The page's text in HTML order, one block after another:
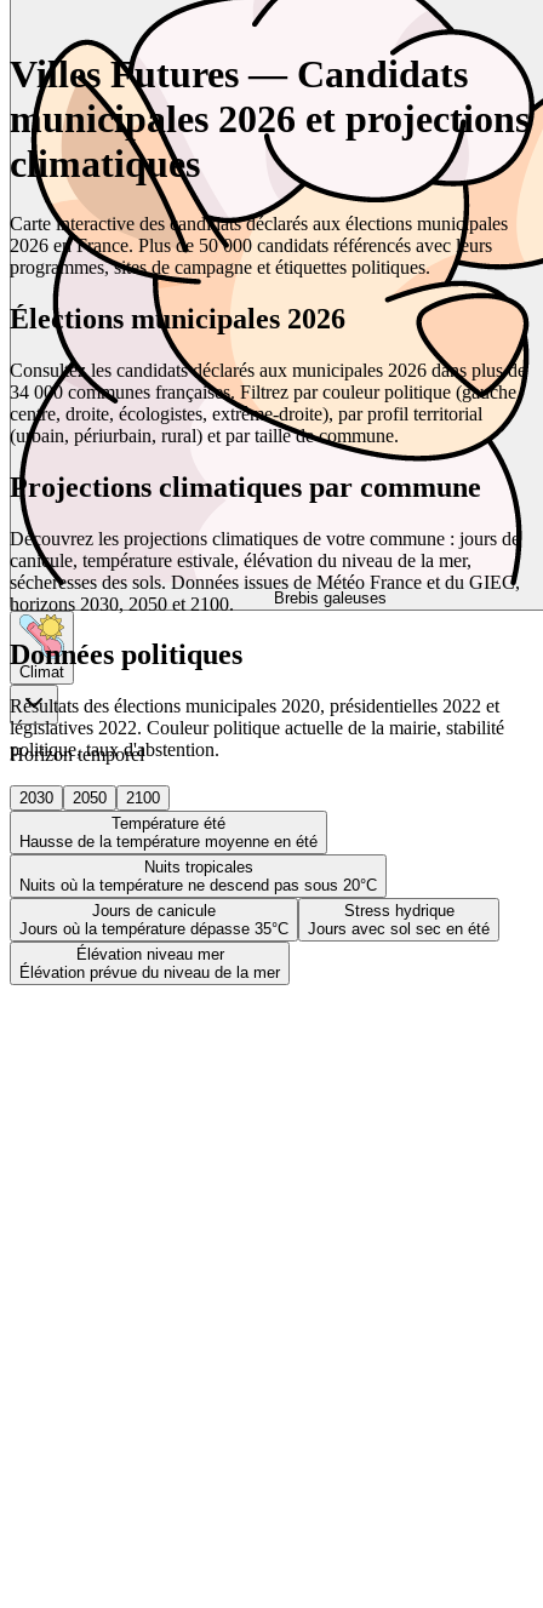
Brebis galeuses
Climat
Horizon temporel
2030 2050
2100
Température été
Hausse de la température moyenne en été
Nuits tropicales
Nuits où la température ne descend pas sous 20°C
Jours de canicule
Jours où la température dépasse 35°C
Stress hydrique
Jours avec sol sec en été
Élévation niveau mer
Élévation prévue du niveau de la mer
Villes Futures — Candidats
municipales 2026 et projections
climatiques
Carte interactive des candidats déclarés aux élections municipales
2026 en France. Plus de 50 000 candidats référencés avec leurs
programmes, sites de campagne et étiquettes politiques.
Élections municipales 2026
Consultez les candidats déclarés aux municipales 2026 dans plus de
34 000 communes françaises. Filtrez par couleur politique (gauche,
centre, droite, écologistes, extrême-droite), par profil territorial
(urbain, périurbain, rural) et par taille de commune.
Projections climatiques par commune
Découvrez les projections climatiques de votre commune : jours de
canicule, température estivale, élévation du niveau de la mer,
sécheresses des sols. Données issues de Météo France et du GIEC,
horizons 2030, 2050 et 2100.
Données politiques
Résultats des élections municipales 2020, présidentielles 2022 et
législatives 2022. Couleur politique actuelle de la mairie, stabilité
politique, taux d'abstention.